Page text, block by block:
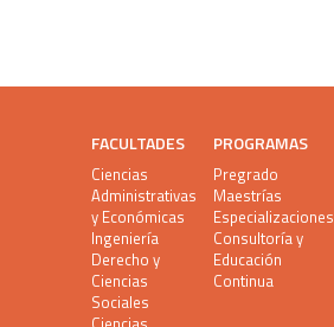
FACULTADES
Ciencias
Administrativas
y Económicas
Ingeniería
Derecho y
Ciencias
Sociales
PROGRAMAS
Pregrado
Maestrías
Especializaciones
Consultoría y
Educación
Continua